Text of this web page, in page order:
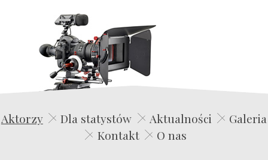
Edwin Film Agencja Aktorska
Aktorzy Dla statystów Aktualności
Galeria
Kontakt
O nas